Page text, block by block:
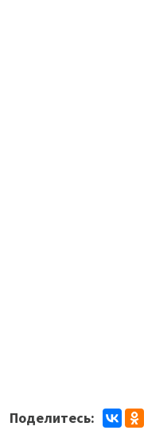
Поделитесь: